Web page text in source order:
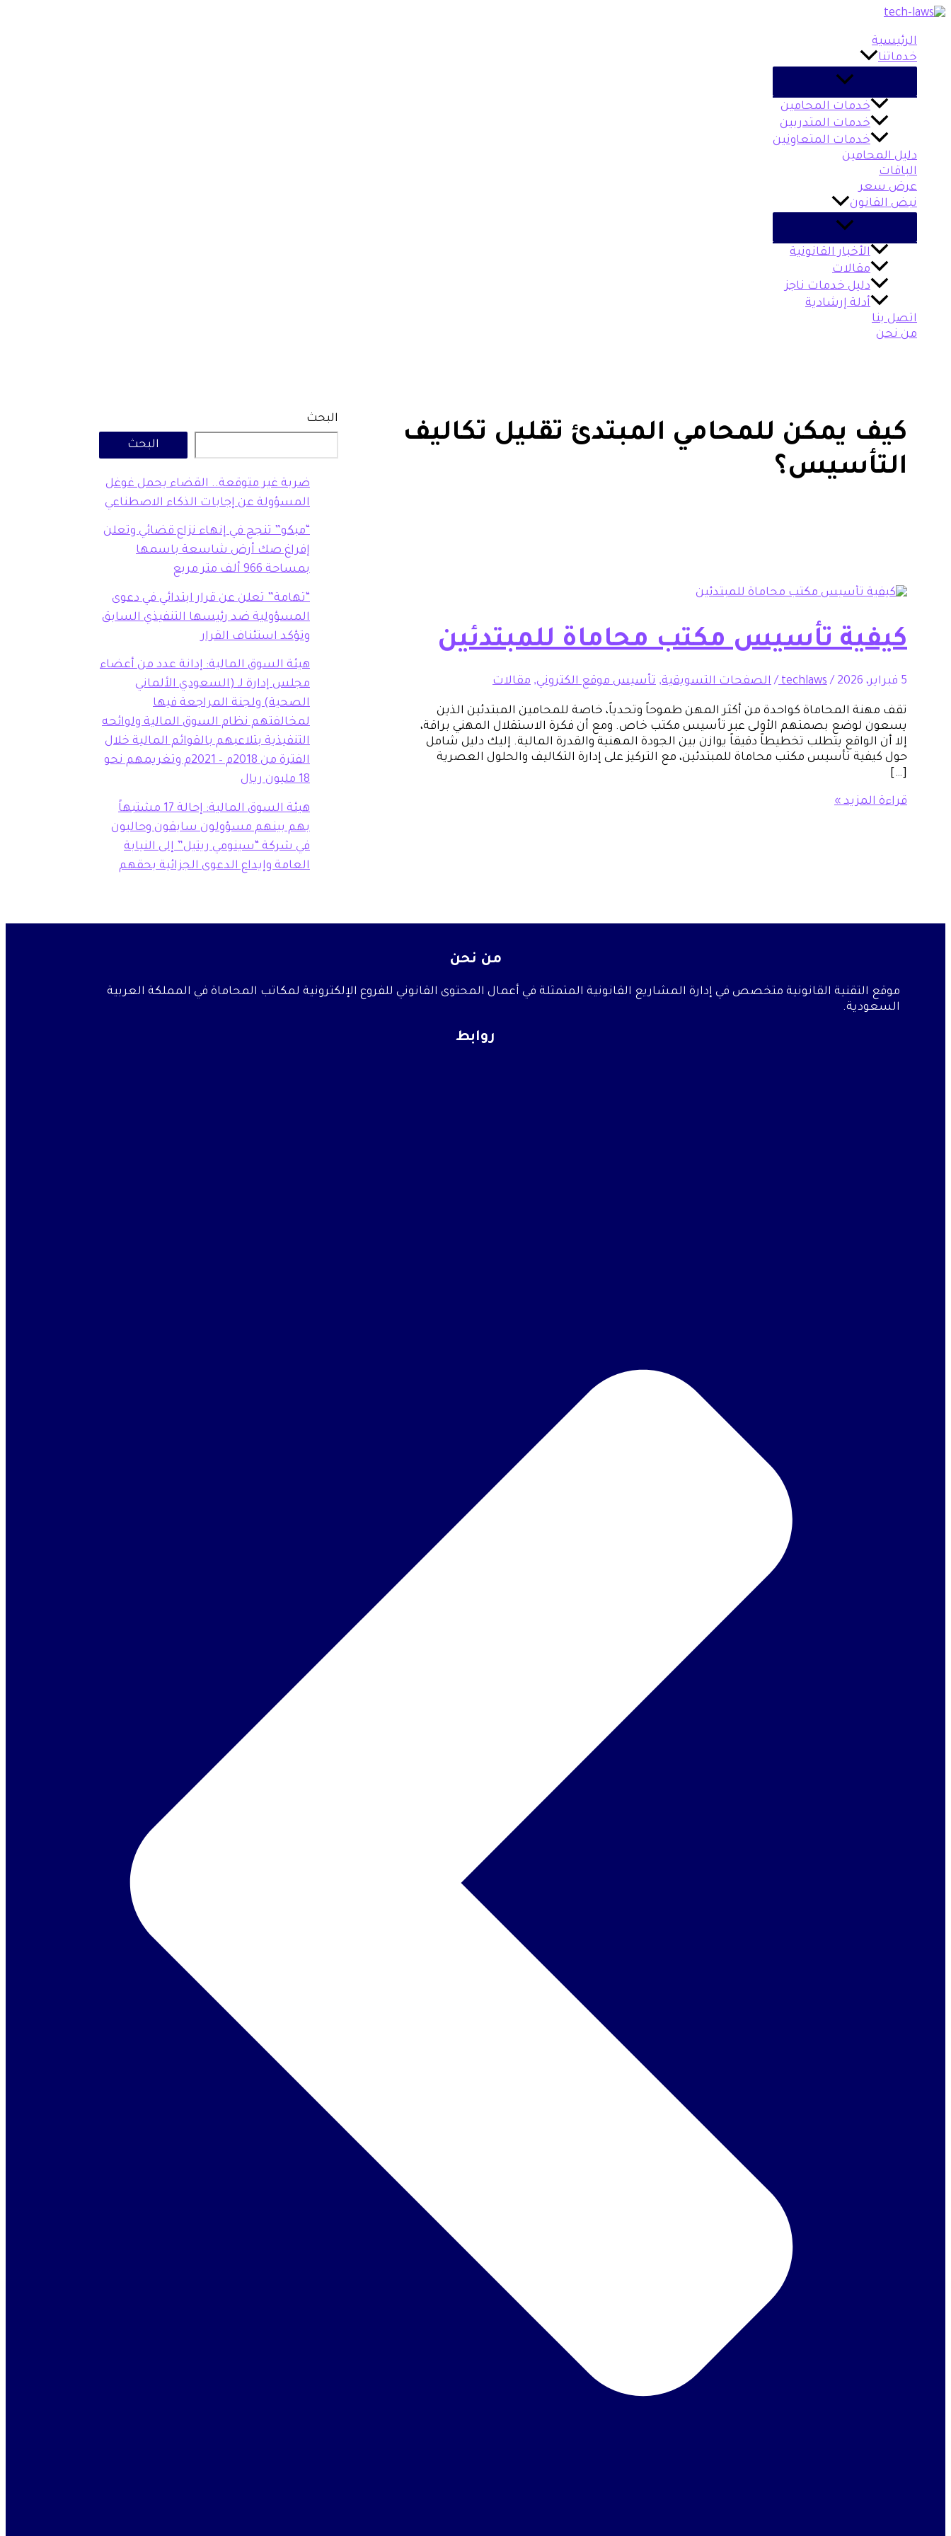
تخطي
المحتوىالرئيسية
خدماتنا
خدمات المحامين
خدمات المتدربين
خدمات المتعاونين
دليل المحامين
الباقات
عرض سعر
نبض القانون
الأخبار القانونية
مقالات
دليل خدمات ناجز
أدلة إرشادية
اتصل بنا
من نحن
كيف يمكن للمحامي المبتدئ تقليل تكاليف
التأسيس؟
كيفية تأسيس مكتب محاماة للمبتدئين
5 فبراير، 2026 /
techlaws
/الصفحات التسويقية, تأسيس موقع الكتروني, مقالات
تقف مهنة المحاماة كواحدة من أكثر المهن طموحاً وتحدياً، خاصة للمحامين المبتدئين الذين
يسعون لوضع بصمتهم الأولى عبر تأسيس مكتب خاص. ومع أن فكرة الاستقلال المهني براقة،
إلا أن الواقع يتطلب تخطيطاً دقيقاً يوازن بين الجودة المهنية والقدرة المالية. إليك دليل شامل
حول كيفية تأسيس مكتب محاماة للمبتدئين، مع التركيز على إدارة التكاليف والحلول العصرية
[…]
كيفية
مكتب
محاماة
للمبتدئين
قراءة المزيد »
البحث
البحث
ضربة غير متوقعة.. القضاء يحمل غوغل
المسؤولة عن إجابات الذكاء الاصطناعي
“مبكو” تنجح في إنهاء نزاع قضائي وتعلن
إفراغ صك أرض شاسعة باسمها
بمساحة 966 ألف متر مربع
“تهامة” تعلن عن قرار ابتدائي في دعوى
المسؤولية ضد رئيسها التنفيذي السابق
وتؤكد استئناف القرار
هيئة السوق المالية: إدانة عدد من أعضاء
مجلس إدارة لـ (السعودي الألماني
الصحية) ولجنة المراجعة فيها
لمخالفتهم نظام السوق المالية ولوائحه
التنفيذية بتلاعبهم بالقوائم المالية خلال
الفترة من 2018م – 2021م وتغريمهم نحو
18 مليون ريال
هيئة السوق المالية: إحالة 17 مشتبهاً
بهم بينهم مسؤولون سابقون وحاليون
في شركة “سينومي ريتيل” إلى النيابة
العامة وإيداع الدعوى الجزائية بحقهم
من نحن
موقع التقنية القانونية متخصص في إدارة المشاريع القانونية المتمثلة في أعمال المحتوى القانوني للفروع الإلكترونية لمكاتب المحاماة في المملكة العربية
السعودية.
روابط